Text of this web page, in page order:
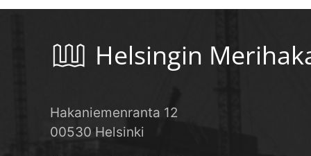
Helsingin
Hakaniemenranta 12
00530 Helsinki